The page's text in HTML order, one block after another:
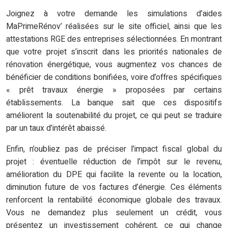
Joignez à votre demande les simulations d’aides
MaPrimeRénov’ réalisées sur le site officiel, ainsi que les
attestations RGE des entreprises sélectionnées. En montrant
que votre projet s’inscrit dans les priorités nationales de
rénovation énergétique, vous augmentez vos chances de
bénéficier de conditions bonifiées, voire d’offres spécifiques
« prêt travaux énergie » proposées par certains
établissements. La banque sait que ces dispositifs
améliorent la soutenabilité du projet, ce qui peut se traduire
par un taux d’intérêt abaissé.
Enfin, n’oubliez pas de préciser l’impact fiscal global du
projet : éventuelle réduction de l’impôt sur le revenu,
amélioration du DPE qui facilite la revente ou la location,
diminution future de vos factures d’énergie. Ces éléments
renforcent la rentabilité économique globale des travaux.
Vous ne demandez plus seulement un crédit, vous
présentez un investissement cohérent, ce qui change